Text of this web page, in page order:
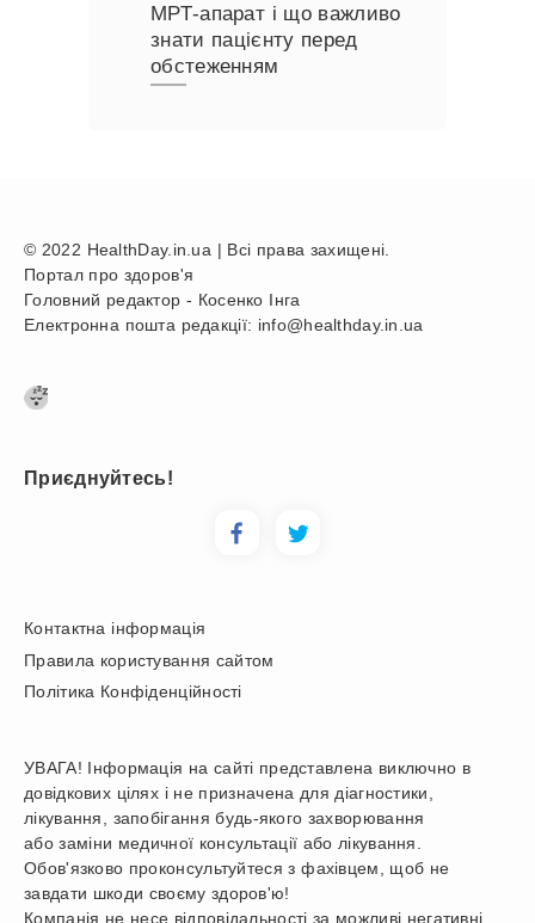
МРТ-апарат і що важливо
знати пацієнту перед
обстеженням
© 2022 HealthDay.in.ua | Всі права захищені.
Портал про здоров'я
Головний редактор - Косенко Інга
Електронна пошта редакції: info@healthday.in.ua
Приєднуйтесь!
Контактна інформація
Правила користування сайтом
Політика Конфіденційності
УВАГА! Інформація на сайті представлена виключно в
довідкових цілях і не призначена для діагностики,
лікування, запобігання будь-якого захворювання
або заміни медичної консультації або лікування.
Обов'язково проконсультуйтеся з фахівцем, щоб не
завдати шкоди своєму здоров'ю!
Компанія не несе відповідальності за можливі негативні